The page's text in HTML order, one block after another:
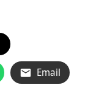
Email